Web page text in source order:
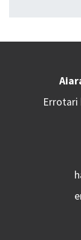
Errotari